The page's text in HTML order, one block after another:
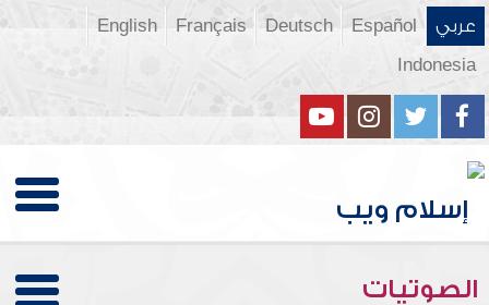
عربي Español
Deutsch
Français
English
Indonesia
الصوتيات